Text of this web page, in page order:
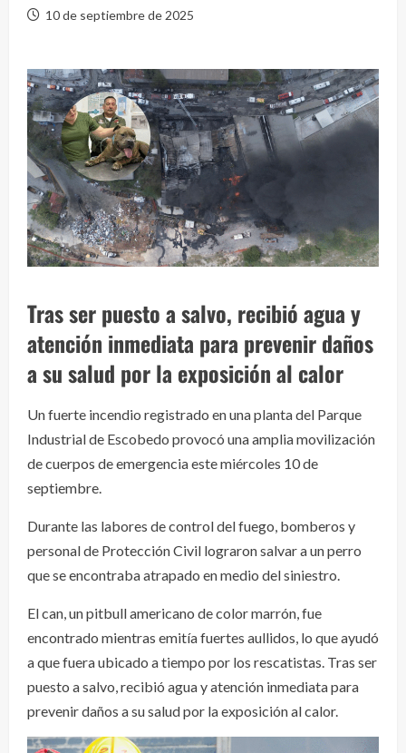
10 de septiembre de 2025
Tras ser puesto a salvo, recibió agua y
atención inmediata para prevenir daños
a su salud por la exposición al calor
Un fuerte incendio registrado en una planta del Parque
Industrial de Escobedo provocó una amplia movilización
de cuerpos de emergencia este miércoles 10 de
septiembre.
Durante las labores de control del fuego, bomberos y
personal de Protección Civil lograron salvar a un perro
que se encontraba atrapado en medio del siniestro.
El can, un pitbull americano de color marrón, fue
encontrado mientras emitía fuertes aullidos, lo que ayudó
a que fuera ubicado a tiempo por los rescatistas. Tras ser
puesto a salvo, recibió agua y atención inmediata para
prevenir daños a su salud por la exposición al calor.